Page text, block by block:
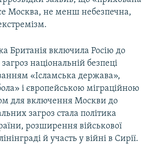
Москва, не менш небезпечна,
Британія включила Росію до
національній безпеці
«Ісламська держава»,
і європейською міграційною
для включення Москви до
загроз стала політика
розширення військової
й участь у війні в Сирії.